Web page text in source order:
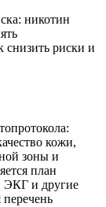
никотин
снизить риски и
кожи,
зоны и
план
ЭКГ и другие